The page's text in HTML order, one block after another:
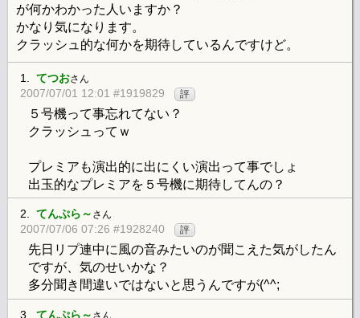
が何かわかった人いますか？
かなり気になります。
クラッシュ的な何かを期待しているんですけど。
1. てつおさん
2007/07/01 12:01 #1919829 評
５号機って事忘れてない？
クラッシュってｗ
プレミアも演出的に出にくい演出って事でしょ
出玉的なプレミアを５号機に期待してんの？
2. てんぷら～ さん
2007/07/06 07:26 #1928240 評
先日リプ連中に風の音みたいのが聞こえた気がしたん
ですが、気のせいかな？
多分聞き間違いではないと思うんですが(^^;
3. てんぷら～ さん